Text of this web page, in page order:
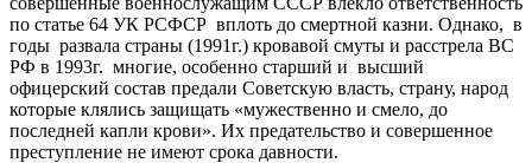
по статье 64 УК РСФСР вплоть до смертной казни. Однако, в
годы развала страны (1991г.) кровавой смуты и расстрела ВС
РФ в 1993г. многие, особенно старший и высший
офицерский состав предали Советскую власть, страну, народ
которые клялись защищать «мужественно и смело, до
последней капли крови». Их предательство и совершенное
преступление не имеют срока давности.